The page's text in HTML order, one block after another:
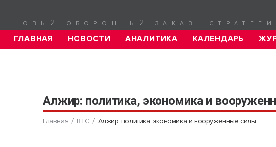
НОВЫЙ ОБОРОННЫЙ ЗАКАЗ.
ГЛАВНАЯ НОВОСТИ АНАЛИТИКА КАЛЕНДАРЬ
Алжир: политика, экономика и
Главная ВТС Алжир: политика, экономика и вооруженные силы